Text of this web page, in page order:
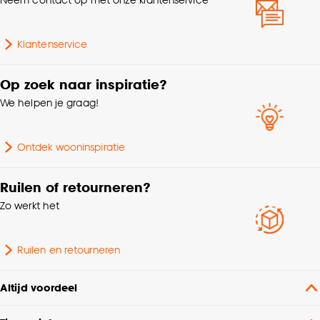
Goed om te weten is dat je deze keuze altijd nog
cookieverklaring
Klantenservice
Op zoek naar inspiratie?
We helpen je graag!
Ontdek wooninspiratie
Ruilen of retourneren?
Zo werkt het
Ruilen en retourneren
Altijd voordeel